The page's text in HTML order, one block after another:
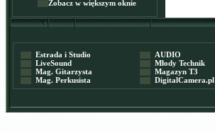
Zobacz w większym oknie
Estrada i Studio
LiveSound
Mag. Gitarzysta
Mag. Perkusista
AUDIO
Młody Technik
Magazyn T3
DigitalCamera.pl